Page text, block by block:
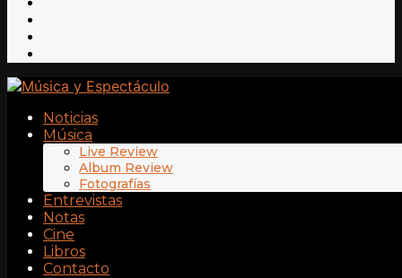
Noticias
Música
Live Review
Album Review
Fotografías
Entrevistas
Notas
Cine
Libros
Contacto